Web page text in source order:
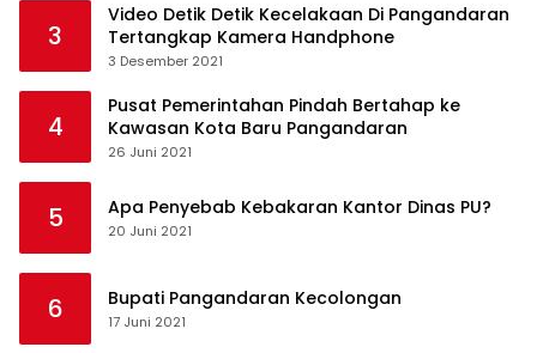
3
Video Detik Detik Kecelakaan Di Pangandaran
Tertangkap Kamera Handphone
3 Desember 2021
4
Pusat Pemerintahan Pindah Bertahap ke
Kawasan Kota Baru Pangandaran
26 Juni 2021
5 Apa Penyebab Kebakaran Kantor Dinas PU?
20 Juni 2021
6 Bupati Pangandaran Kecolongan
17 Juni 2021